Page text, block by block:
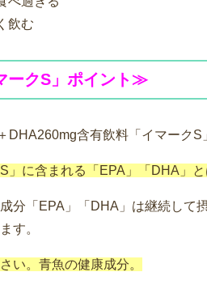
飲む
ークS」ポイント≫
DHA260mg含有飲料「イマークS
S」に含まれる「EPA」「DHA」
分「EPA」「DHA」は継続して
す。
い。青魚の健康成分。